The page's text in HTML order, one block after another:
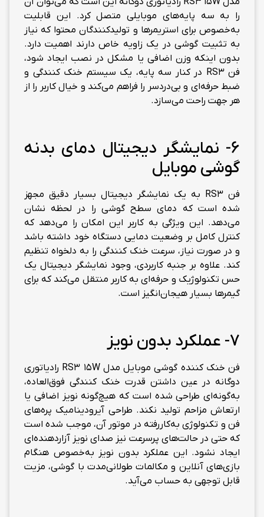
را به سه پایه‌های موبایلی متصل کرد. این قابلیت
به‌خصوص برای استریمرها و تولیدکنندگان محتوا که نیاز
به تثبیت گوشی در یک زاویه خاص دارند اهمیت دارد.
بدون اینکه وزن اضافی یا مشکل در نصب ایجاد شود،
فن RS3 در کنار سه پایه، یک سیستم خنک کنندگی و
ضبط حرفه‌ای و بی‌دردسر را فراهم می‌کند و خیال کاربر را از
هر جهت راحت می‌سازد.
6- نمایشگر دیجیتال دمای بدنه
گوشی موبایل
فن RS3 به یک نمایشگر دیجیتال بسیار دقیق مجهز
شده است که دمای سطح گوشی را در لحظه نشان
می‌دهد. این ویژگی به کاربر این امکان را می‌دهد که
کنترل کامل بر وضعیت دمایی دستگاه خود داشته باشد
و در صورت نیاز، سرعت خنک کنندگی را به دلخواه تنظیم
کند. علاوه بر جنبه کاربردی، وجود نمایشگر دیجیتال یک
حس تکنولوژیک و حرفه‌ای به کاربر منتقل می‌کند که برای
گیمرها بسیار هیجان‌انگیز است.
7- عملکرد بدون نویز
فن خنک کننده گوشی موبایل مدل RS3 15W رادیاتوری
دوگانه در عین داشتن قدرت خنک کنندگی فوق‌العاده،
به‌گونه‌ای طراحی شده است که هیچ‌گونه نویز اضافی یا
ارتعاش مزاحم تولید نکند. طراحی آیرودینامیک پره‌های
فن و تکنولوژی به‌کاررفته در موتور آن، موجب شده است
که حتی در حالت‌های پرسرعت نیز صدای نویز آزاردهنده‌ای
ایجاد نشود. این عملکرد بدون نویز به‌خصوص هنگام
بازی‌های آنلاین و مکالمات طولانی‌مدت با گوشی، مزیت
قابل توجهی به حساب می‌آید.